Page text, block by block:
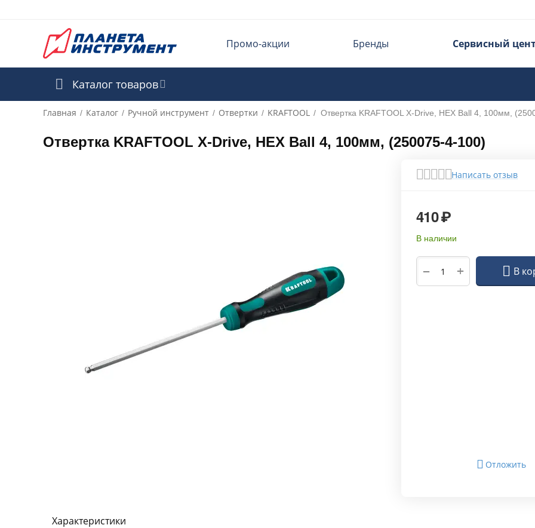
Промо-акции Бренды Сервисный
Каталог товаров
Главная / Каталог / Ручной инструмент / Отвертки / KRAFTOOL / Отвертка KRAFTOOL X-Drive, HEX Ball 4, 100мм,
Отвертка KRAFTOOL X-Drive, HEX Ball 4, 100мм, (250075-4-100)
Написать отзыв
410₽
В наличии
+
− В
Отложить
Характеристики